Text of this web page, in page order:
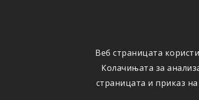
Веб страницата
Колачињата за
страницата и приказ
ОСИГУРУВАЊЕ